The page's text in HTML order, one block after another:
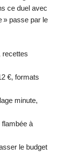
ce duel avec
» passe par le
recettes
€, formats
minute,
flambée à
le budget